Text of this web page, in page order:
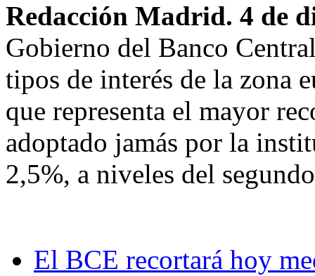
Redacción Madrid. 4 de
Gobierno del Banco
tipos de interés de la zona
que representa el mayor
adoptado jamás por la
2,5%, a niveles del
El BCE recortará hoy